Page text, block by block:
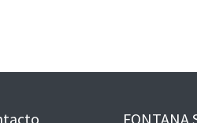
FONTANA